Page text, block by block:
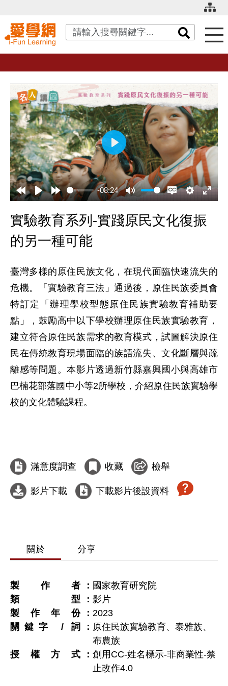
關鍵字搜尋
-08:24
播
放
實驗教育系列-實踐原民文化復振
的另一種可能
臺灣多樣的原住民族文化，在現代面臨快速流失的
危機。「實驗教育三法」通過後，原住民族委員會
特訂定「辦理學校型態原住民族實驗教育補助要
點」，鼓勵高中以下學校辦理原住民族實驗教育，
建立符合原住民族需求的教育模式，試圖解決原住
民在傳統教育現場面臨的族語流失、文化斷層與疏
離感等問題。本影片透過新竹縣嘉興國小與高雄市
巴楠花部落國中小等2所學校，介紹原住民族實驗學
校的文化體驗課程。
滿意度調查 收藏 檢舉
影片下載 下載影片後設資料
關於 分享
製作者
國家教育研究院
類型
影片
製作年份
2023
關鍵字 / 詞
原住民族實驗教育、泰雅族、
布農族
授權方式
創用CC-姓名標示-非商業性-禁
止改作4.0